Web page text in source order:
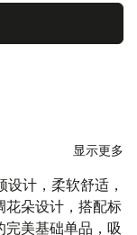
显示更多
设计，柔软舒适，
花朵设计，搭配标
完美基础单品，吸